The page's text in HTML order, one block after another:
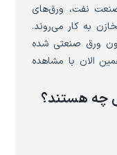
نفت، ورق‌های
به کار می‌روند.
ورق صنعتی شده
الان با مشاهده
چه هستند؟